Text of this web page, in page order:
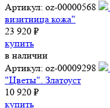
Артикул: oz-00000568
визитница кожа"
23 920 ₽
купить
в наличии
Артикул: oz-00009298
"Цветы". Златоуст
10 920 ₽
купить